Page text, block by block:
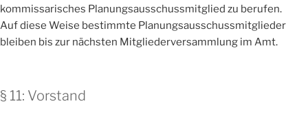
kommissarisches Planungsausschussmitglied zu berufen.
Auf diese Weise bestimmte Planungsausschussmitglieder
bleiben bis zur nächsten Mitgliederversammlung im Amt.
§ 11: Vorstand